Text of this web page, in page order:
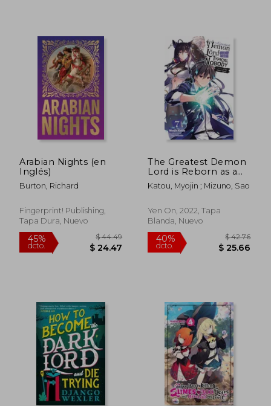
45%
dcto.
45%
dcto.
40%
dcto. $ 26.33
40%
dcto.
Arabian Nights (en
Inglés)
Burton, Richard
Fingerprint! Publishing,
Tapa Dura, Nuevo
The Greatest Demon
Lord is Reborn as a
Typical Nobody: 7 (en
Inglés)
Katou, Myojin ; Mizuno, Sao
Yen On, 2022, Tapa
Blanda, Nuevo